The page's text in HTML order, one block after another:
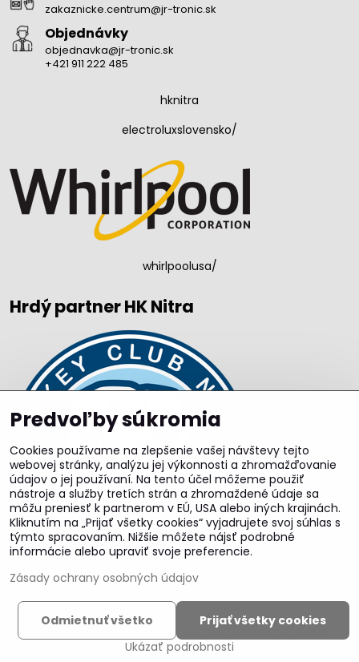
zakaznicke.centrum@jr-tronic.sk
Objednávky
objednavka@jr-tronic.sk
+421 911 222 485
hknitra
electroluxslovensko/
whirlpoolusa/
Hrdý partner HK Nitra
©2026
Copyright
Zásady ochrany osobných údajov
Vytvorené pomocou:BiznisWeb.sk
Predvoľby súkromia
Cookies používame na zlepšenie vašej návštevy tejto
webovej stránky, analýzu jej výkonnosti a zhromažďovanie
údajov o jej používaní. Na tento účel môžeme použiť
nástroje a služby tretích strán a zhromaždené údaje sa
môžu preniesť k partnerom v EÚ, USA alebo iných krajinách.
Kliknutím na „Prijať všetky cookies“ vyjadrujete svoj súhlas s
týmto spracovaním. Nižšie môžete nájsť podrobné
informácie alebo upraviť svoje preferencie.
Zásady ochrany osobných údajov
Ukázať podrobnosti
Prijať všetky cookies
Odmietnuť všetko